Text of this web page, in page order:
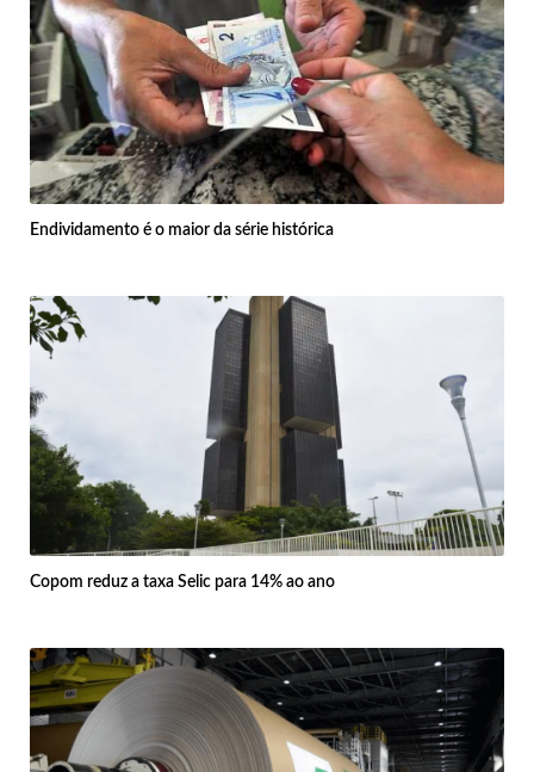
Endividamento é o maior da série histórica
Copom reduz a taxa Selic para 14% ao ano